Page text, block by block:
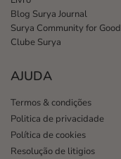
Blog Surya Journal
Surya Community for Good
Clube Surya
AJUDA
Termos & condições
Politica de privacidade
Política de cookies
Resolução de litigios